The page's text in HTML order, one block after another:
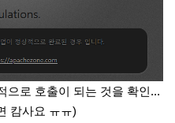
으로 호출이 되는 것을 확인...
캄사요 ㅠㅠ)